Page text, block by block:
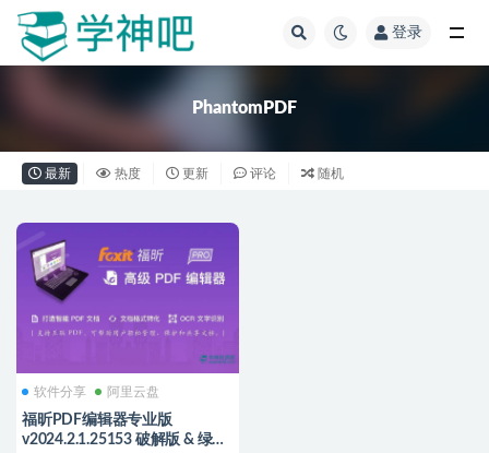
登录
PhantomPDF
最新 热度 更新 评论 随机
软件分享 阿里云盘
福昕PDF编辑器专业版
v2024.2.1.25153 破解版 & 绿色